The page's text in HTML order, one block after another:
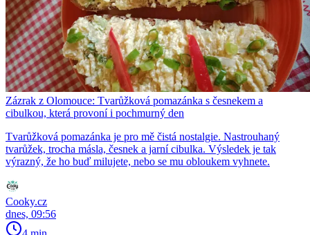
Zázrak z Olomouce: Tvarůžková pomazánka s česnekem a
cibulkou, která provoní i pochmurný den
Tvarůžková pomazánka je pro mě čistá nostalgie. Nastrouhaný
tvarůžek, trocha másla, česnek a jarní cibulka. Výsledek je tak
výrazný, že ho buď milujete, nebo se mu obloukem vyhnete.
Cooky.cz
dnes, 09:56